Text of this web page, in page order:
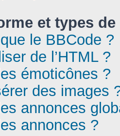
et types
le BBCode ?
de l’HTML ?
émoticônes ?
des images
annonces
annonces ?